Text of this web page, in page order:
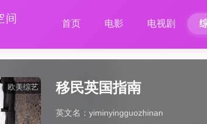
首页 电影 电视剧
欧美综艺 移民英国指南
英文名： yiminyingguozhinan